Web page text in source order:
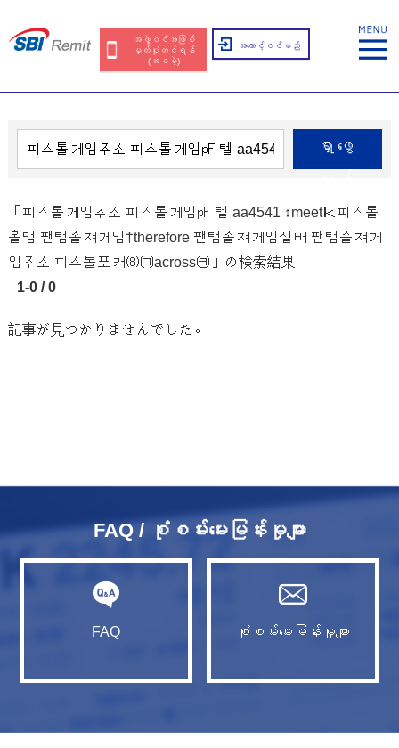
အဖွဲ့ဝင်အဖြစ်
မှတ်ပုံတင်ရန်
(အခမဲ့)
အကောင့်ဝင်မည်
ရှာဖွေ
「피스톨게임주소 피스톨게임㎊ 텔 aa4541 ↕meetｋ피스톨
홀덤 팬텀솔져게임†therefore 팬텀솔져게임실버 팬텀솔져게
임주소 피스톨포커⑻㈀across㉪」の検索結果
1-0 / 0
記事が見つかりませんでした。
FAQ / စုံစမ်းမေးမြန်းမှုများ
FAQ စုံစမ်းမေးမြန်းမှုများ